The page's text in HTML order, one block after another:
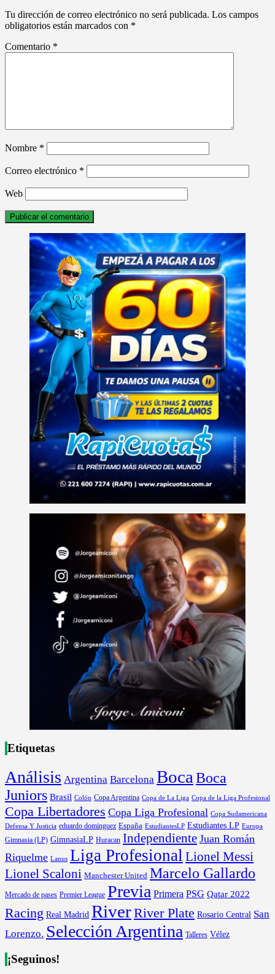
Tu dirección de correo electrónico no será publicada. Los campos
obligatorios están marcados con *
Comentario *
Nombre *
Correo electrónico *
Web
Etiquetas
Análisis Argentina Barcelona Boca Boca
Juniors Brasil Colón Copa Argentina Copa de La Liga Copa de la Liga Profesional
Copa Libertadores Copa Liga Profesional Copa Sudamericana
Defensa Y Justicia eduardo dominguez España EstudiantesLP Estudiantes LP Europa
Gimnasia (LP) GimnasiaLP Huracan Independiente Juan Román
Riquelme Lanus Liga Profesional Lionel Messi
Lionel Scaloni Manchester United Marcelo Gallardo
Mercado de pases Premier League Previa Primera PSG Qatar 2022
Racing Real Madrid RiverRiver Plate Rosario Central San
Lorenzo. Selección Argentina Talleres Vélez
¡Seguinos!